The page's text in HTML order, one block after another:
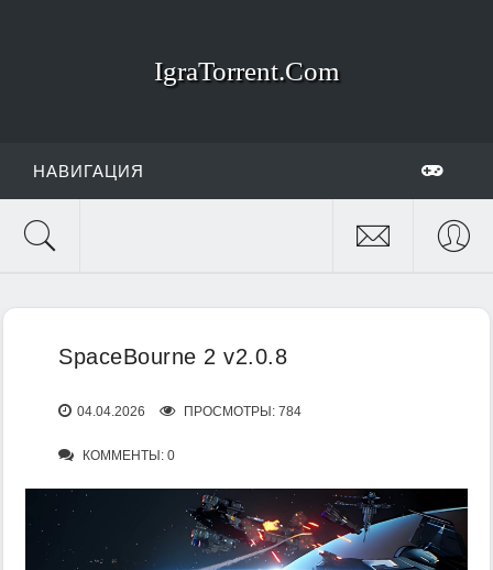
IgraTorrent.Com
НАВИГАЦИЯ
SpaceBourne 2 v2.0.8
04.04.2026 ПРОСМОТРЫ: 784
КОММЕНТЫ: 0